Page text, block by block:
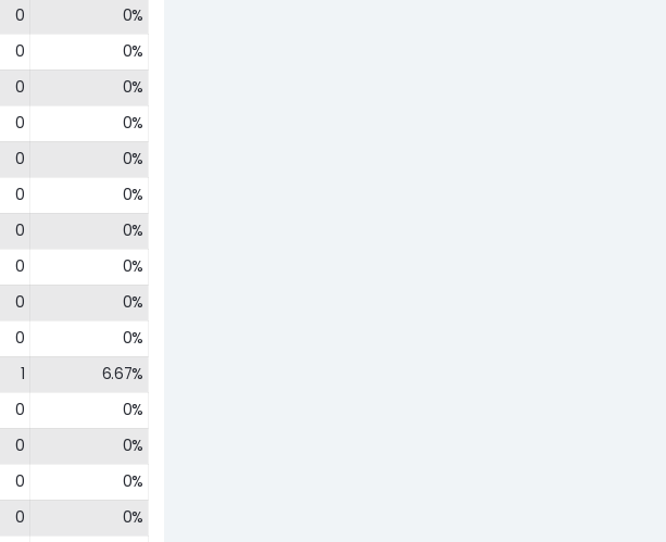
0
0%
0
0%
0
0%
0
0%
0
0%
0
0%
0
0%
0
0%
0
0%
0
0%
1
6.67%
0
0%
0
0%
0
0%
0
0%